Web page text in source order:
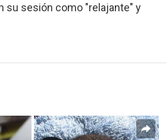
su sesión como "relajante" y